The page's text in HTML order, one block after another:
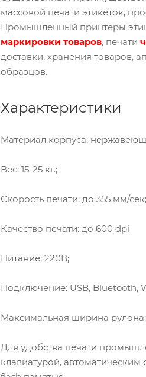
массовой печати этикеток,
Промышленный принтеры
маркировки товаров, печати
доставки, хранения товаров,
образцов.
Характеристики
Материал корпуса:
Вес: 15-25 кг.;
Скорость печати: до 355 мм/сек;
Качество печати: до 600 dpi
Питание: 220В;
Подключение: USB, Bluetooth,
Максимальная ширина рулона:
Для удобства печати
клавиатурой,